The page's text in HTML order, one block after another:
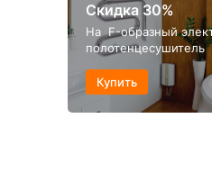
Скидка 30%
На F-образный
полотенцесушитель
Купить